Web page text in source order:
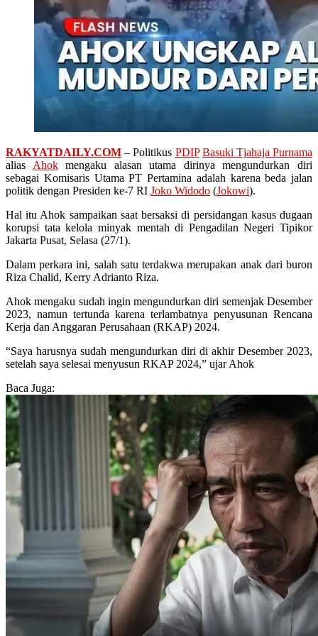
RAKYATDAILY.COM – Politikus PDIP Basuki Tjahaja Purnama
alias Ahokmengaku alasan utama dirinya mengundurkan diri
sebagai Komisaris Utama PT Pertamina adalah karena beda jalan
politik dengan Presiden ke-7 RI Joko Widodo (Jokowi).
Hal itu Ahok sampaikan saat bersaksi di persidangan kasus dugaan
korupsi tata kelola minyak mentah di Pengadilan Negeri Tipikor
Jakarta Pusat, Selasa (27/1).
Dalam perkara ini, salah satu terdakwa merupakan anak dari buron
Riza Chalid, Kerry Adrianto Riza.
Ahok mengaku sudah ingin mengundurkan diri semenjak Desember
2023, namun tertunda karena terlambatnya penyusunan Rencana
Kerja dan Anggaran Perusahaan (RKAP) 2024.
“Saya harusnya sudah mengundurkan diri di akhir Desember 2023,
setelah saya selesai menyusun RKAP 2024,” ujar Ahok
Baca Juga: